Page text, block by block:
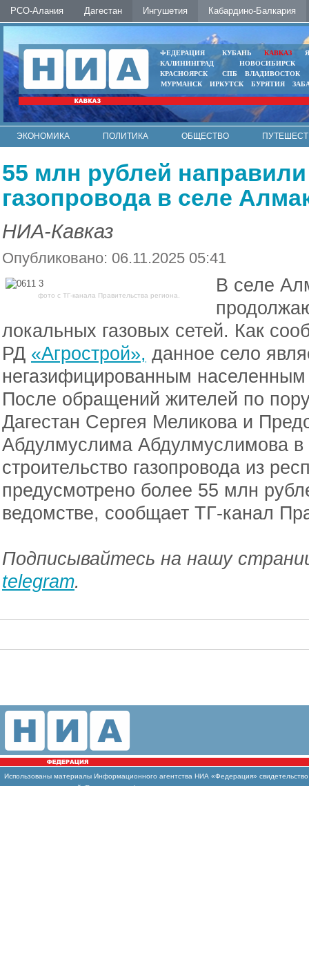
РСО-Алания Дагестан Ингушетия Кабардино-Балкария
ФЕДЕРАЦИЯ КУБАНЬ КАВКАЗ
КАЛИНИНГРАД
НОВОСИБИРСК
КРАСНОЯРСК
СПБ
ВЛАДИВОСТОК
МУРМАНСК
ИРКУТСК БУРЯТИЯ
ЭКОНОМИКА ПОЛИТИКА ОБЩЕСТВО
55 млн рублей
газопровода в селе
НИА-Кавказ
Опубликовано: 06.11.2025 05:41
фото с ТГ-канала Правительства региона.
В селе
локальных газовых сетей. Как
РД «Агрострой», данное село
негазифицированным
После обращений жителей по
Дагестан Сергея Меликова и
Абдулмуслима Абдулмуслимова в
строительство газопровода из
предусмотрено более 55 млн
ведомстве, сообщает ТГ-канал
Подписывайтесь на нашу
telegram.
Использованы материалы Информационного агентства НИА «Федерация»
массовых коммуникаций (Роскомнадзор)